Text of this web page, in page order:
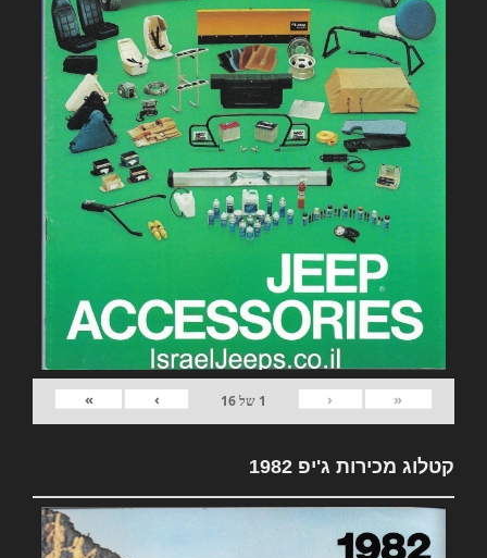
«
‹
1 של16
›
»
קטלוג מכירות ג'יפ 1982